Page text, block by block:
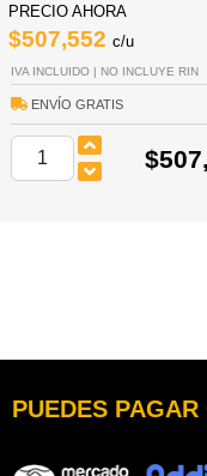
PRECIO AHORA
$507,552 c/u
IVA INCLUIDO | NO INCLUYE RIN
ENVÍO GRATIS
PUEDES PAGAR